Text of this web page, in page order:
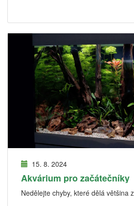
15. 8. 2024
Akvárium pro začátečníky
Nedělejte chyby, které dělá většina